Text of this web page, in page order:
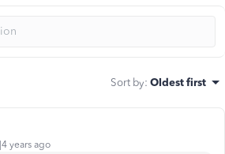
Sort by: Oldest first
years ago